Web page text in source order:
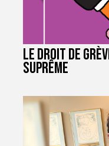
Le droit de
suprême